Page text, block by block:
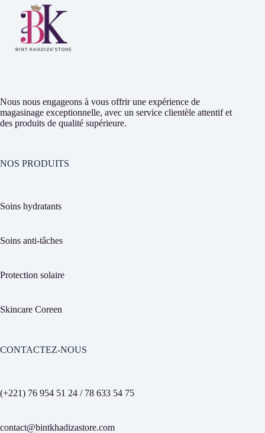
Nous nous engageons à vous offrir une expérience de
magasinage exceptionnelle, avec un service clientèle attentif et
des produits de qualité supérieure.
NOS PRODUITS
Soins hydratants
Soins anti-tâches
Protection solaire
Skincare Coreen
CONTACTEZ-NOUS
(+221) 76 954 51 24 / 78 633 54 75
contact@bintkhadizastore.com